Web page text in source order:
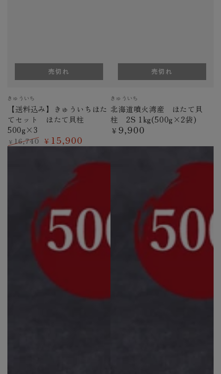
ベ
ン
ダ
ー
きゅういち
【送料込み】きゅういちほた
てセット ほたて貝柱
500g×3
¥ 16,740 ¥ 15,900
売切れ
ベ
ン
ダ
ー
きゅういち
北海道噴火湾産 ほたて貝
柱 2S 1kg(500g×2袋)
定
¥ 9,900
売切れ